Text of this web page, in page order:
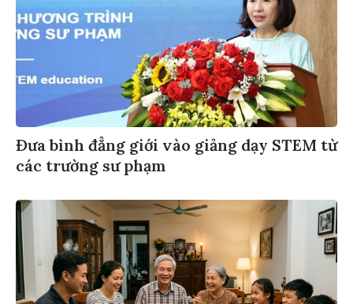
Đưa bình đẳng giới vào giảng dạy STEM từ
các trường sư phạm